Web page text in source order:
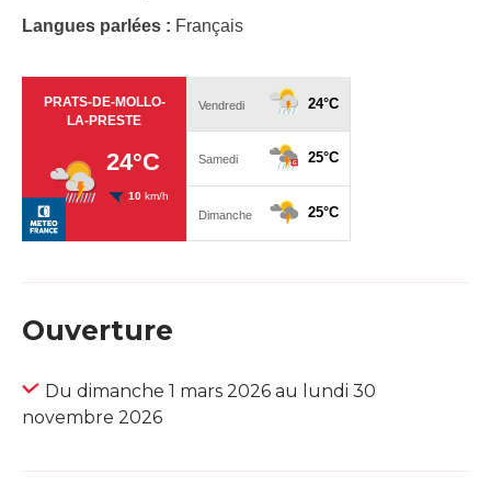
Langues parlées : Français
Ouverture
Du dimanche 1 mars 2026 au lundi 30
novembre 2026